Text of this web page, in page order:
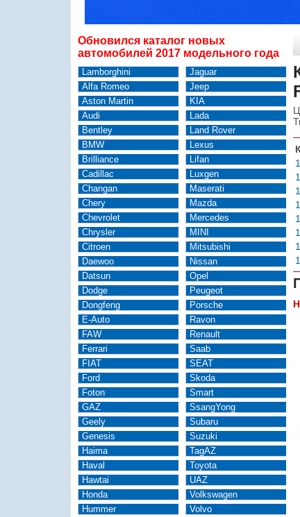
Обновился каталог новых
автомобилей 2017 модельного года
Lamborghini
Alfa Romeo
Aston Martin
Audi
Bentley
BMW
Brilliance
Cadillac
Changan
Chery
Chevrolet
Chrysler
Citroen
Daewoo
Datsun
Dodge
Dongfeng
E-Auto
FAW
Ferrari
FIAT
Ford
Foton
GAZ
Geely
Genesis
Haima
Haval
Hawtai
Honda
Hummer
Jaguar
Jeep
KIA
Lada
Land Rover
Lexus
Lifan
Luxgen
Maserati
Mazda
Mercedes
MINI
Mitsubishi
Nissan
Opel
Peugeot
Porsche
Ravon
Renault
Saab
SEAT
Skoda
Smart
SsangYong
Subaru
Suzuki
TagAZ
Toyota
UAZ
Volkswagen
Volvo